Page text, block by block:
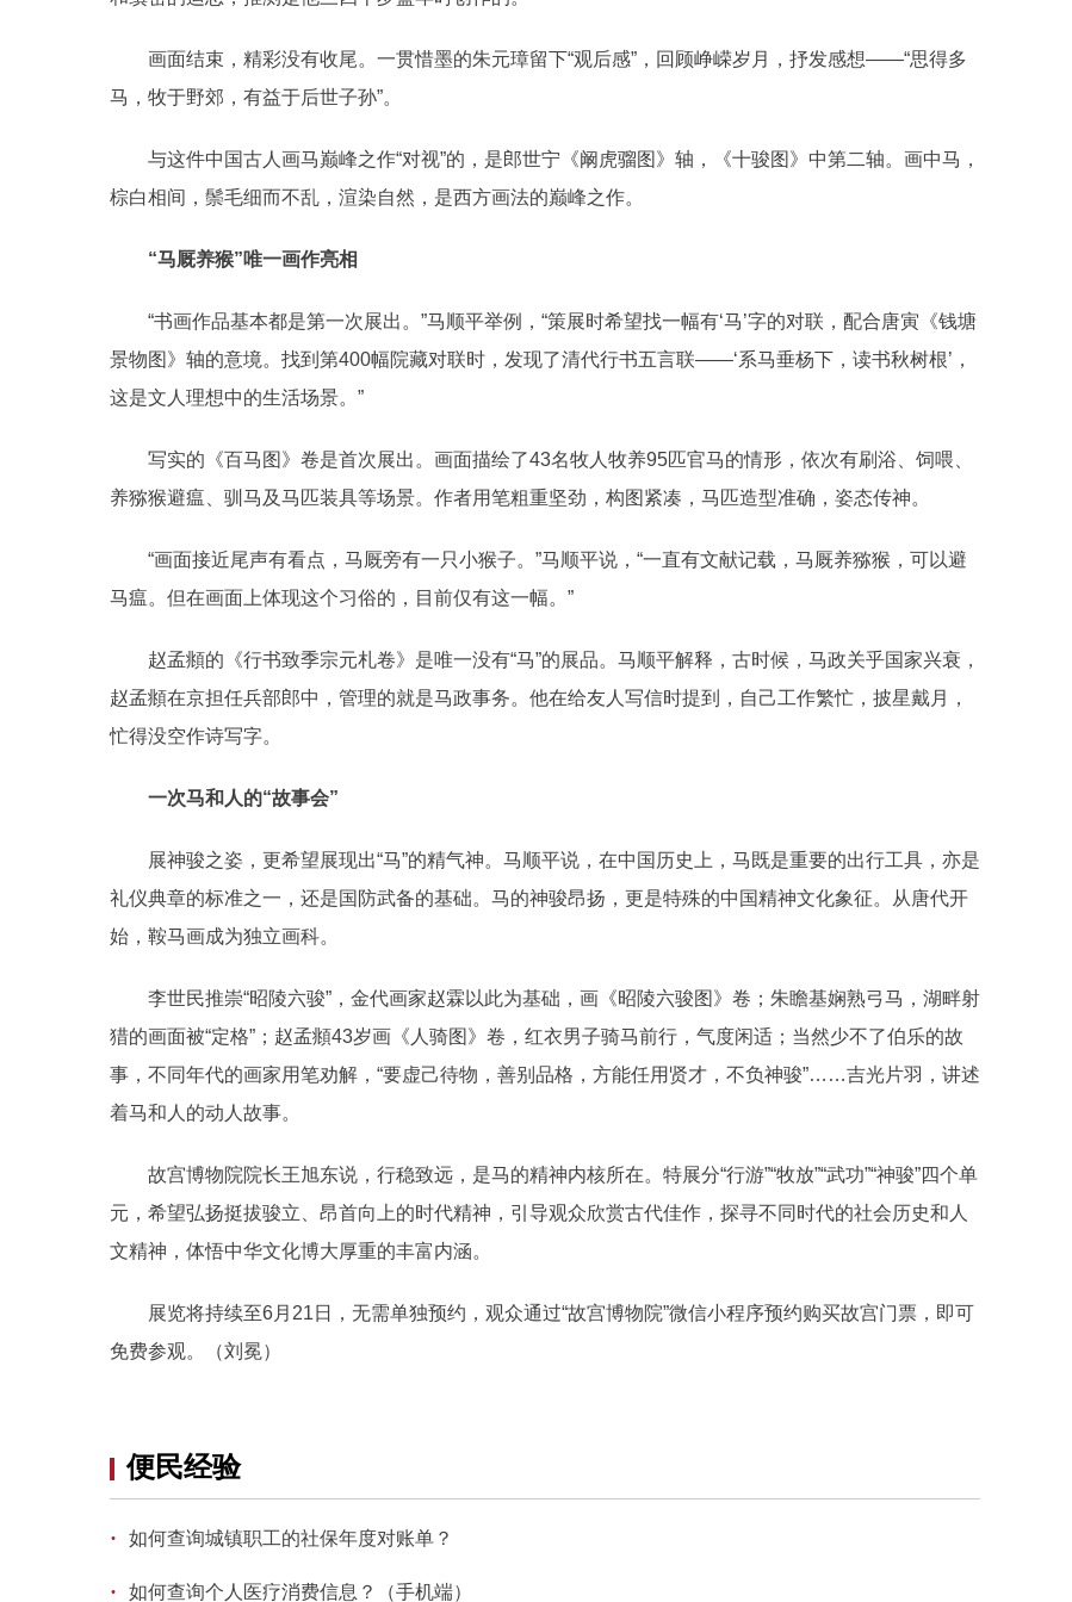
画面结束，精彩没有收尾。一贯惜墨的朱元璋留下“观后感”，回顾峥嵘岁月，抒发感想——“思得多
马，牧于野郊，有益于后世子孙”。
与这件中国古人画马巅峰之作“对视”的，是郎世宁《阚虎骝图》轴，《十骏图》中第二轴。画中马，
棕白相间，鬃毛细而不乱，渲染自然，是西方画法的巅峰之作。
“马厩养猴”唯一画作亮相
“书画作品基本都是第一次展出。”马顺平举例，“策展时希望找一幅有‘马’字的对联，配合唐寅《钱塘
景物图》轴的意境。找到第400幅院藏对联时，发现了清代行书五言联——‘系马垂杨下，读书秋树根’，
这是文人理想中的生活场景。”
写实的《百马图》卷是首次展出。画面描绘了43名牧人牧养95匹官马的情形，依次有刷浴、饲喂、
养猕猴避瘟、驯马及马匹装具等场景。作者用笔粗重坚劲，构图紧凑，马匹造型准确，姿态传神。
“画面接近尾声有看点，马厩旁有一只小猴子。”马顺平说，“一直有文献记载，马厩养猕猴，可以避
马瘟。但在画面上体现这个习俗的，目前仅有这一幅。”
赵孟頫的《行书致季宗元札卷》是唯一没有“马”的展品。马顺平解释，古时候，马政关乎国家兴衰，
赵孟頫在京担任兵部郎中，管理的就是马政事务。他在给友人写信时提到，自己工作繁忙，披星戴月，
忙得没空作诗写字。
一次马和人的“故事会”
展神骏之姿，更希望展现出“马”的精气神。马顺平说，在中国历史上，马既是重要的出行工具，亦是
礼仪典章的标准之一，还是国防武备的基础。马的神骏昂扬，更是特殊的中国精神文化象征。从唐代开
始，鞍马画成为独立画科。
李世民推崇“昭陵六骏”，金代画家赵霖以此为基础，画《昭陵六骏图》卷；朱瞻基娴熟弓马，湖畔射
猎的画面被“定格”；赵孟頫43岁画《人骑图》卷，红衣男子骑马前行，气度闲适；当然少不了伯乐的故
事，不同年代的画家用笔劝解，“要虚己待物，善别品格，方能任用贤才，不负神骏”……吉光片羽，讲述
着马和人的动人故事。
故宫博物院院长王旭东说，行稳致远，是马的精神内核所在。特展分“行游”“牧放”“武功”“神骏”四个单
元，希望弘扬挺拔骏立、昂首向上的时代精神，引导观众欣赏古代佳作，探寻不同时代的社会历史和人
文精神，体悟中华文化博大厚重的丰富内涵。
展览将持续至6月21日，无需单独预约，观众通过“故宫博物院”微信小程序预约购买故宫门票，即可
免费参观。（刘冕）
便民经验
· 如何查询城镇职工的社保年度对账单？
· 如何查询个人医疗消费信息？（手机端）